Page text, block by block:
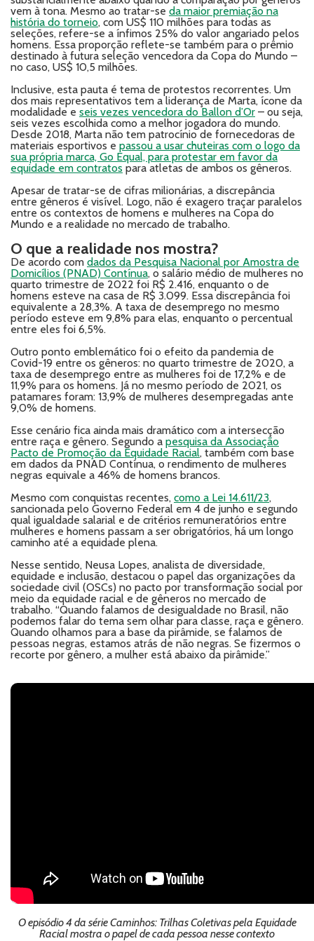
vem à tona. Mesmo ao tratar-se da maior premiação na
história do torneio, com US$ 110 milhões para todas as
seleções, refere-se a ínfimos 25% do valor angariado pelos
homens. Essa proporção reflete-se também para o prêmio
destinado à futura seleção vencedora da Copa do Mundo –
no caso, US$ 10,5 milhões.
Inclusive, esta pauta é tema de protestos recorrentes. Um
dos mais representativos tem a liderança de Marta, ícone da
modalidade e seis vezes vencedora do Ballon d’Or – ou seja,
seis vezes escolhida como a melhor jogadora do mundo.
Desde 2018, Marta não tem patrocínio de fornecedoras de
materiais esportivos e passou a usar chuteiras com o logo da
sua própria marca, Go Equal, para protestar em favor da
equidade em contratos para atletas de ambos os gêneros.
Apesar de tratar-se de cifras milionárias, a discrepância
entre gêneros é visível. Logo, não é exagero traçar paralelos
entre os contextos de homens e mulheres na Copa do
Mundo e a realidade no mercado de trabalho.
O que a realidade nos mostra?
De acordo com dados da Pesquisa Nacional por Amostra de
Domicílios (PNAD) Contínua, o salário médio de mulheres no
quarto trimestre de 2022 foi R$ 2.416, enquanto o de
homens esteve na casa de R$ 3.099. Essa discrepância foi
equivalente a 28,3%. A taxa de desemprego no mesmo
período esteve em 9,8% para elas, enquanto o percentual
entre eles foi 6,5%.
Outro ponto emblemático foi o efeito da pandemia de
Covid-19 entre os gêneros: no quarto trimestre de 2020, a
taxa de desemprego entre as mulheres foi de 17,2% e de
11,9% para os homens. Já no mesmo período de 2021, os
patamares foram: 13,9% de mulheres desempregadas ante
9,0% de homens.
Esse cenário fica ainda mais dramático com a intersecção
entre raça e gênero. Segundo a pesquisa da Associação
Pacto de Promoção da Equidade Racial, também com base
em dados da PNAD Contínua, o rendimento de mulheres
negras equivale a 46% de homens brancos.
Mesmo com conquistas recentes, como a Lei 14.611/23,
sancionada pelo Governo Federal em 4 de junho e segundo
qual igualdade salarial e de critérios remuneratórios entre
mulheres e homens passam a ser obrigatórios, há um longo
caminho até a equidade plena.
Nesse sentido, Neusa Lopes, analista de diversidade,
equidade e inclusão, destacou o papel das organizações da
sociedade civil (OSCs) no pacto por transformação social por
meio da equidade racial e de gêneros no mercado de
trabalho. “Quando falamos de desigualdade no Brasil, não
podemos falar do tema sem olhar para classe, raça e gênero.
Quando olhamos para a base da pirâmide, se falamos de
pessoas negras, estamos atrás de não negras. Se fizermos o
recorte por gênero, a mulher está abaixo da pirâmide.”
O episódio 4 da série Caminhos: Trilhas Coletivas pela Equidade
Racial mostra o papel de cada pessoa nesse contexto